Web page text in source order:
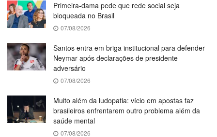
Primeira-dama pede que rede social seja
bloqueada no Brasil
07/08/2026
Santos entra em briga institucional para defender
Neymar após declarações de presidente
adversário
07/08/2026
Muito além da ludopatia: vício em apostas faz
brasileiros enfrentarem outro problema além da
saúde mental
07/08/2026